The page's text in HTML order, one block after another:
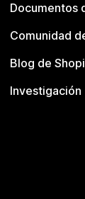
Documentos
Comunidad
Blog de
Investigación